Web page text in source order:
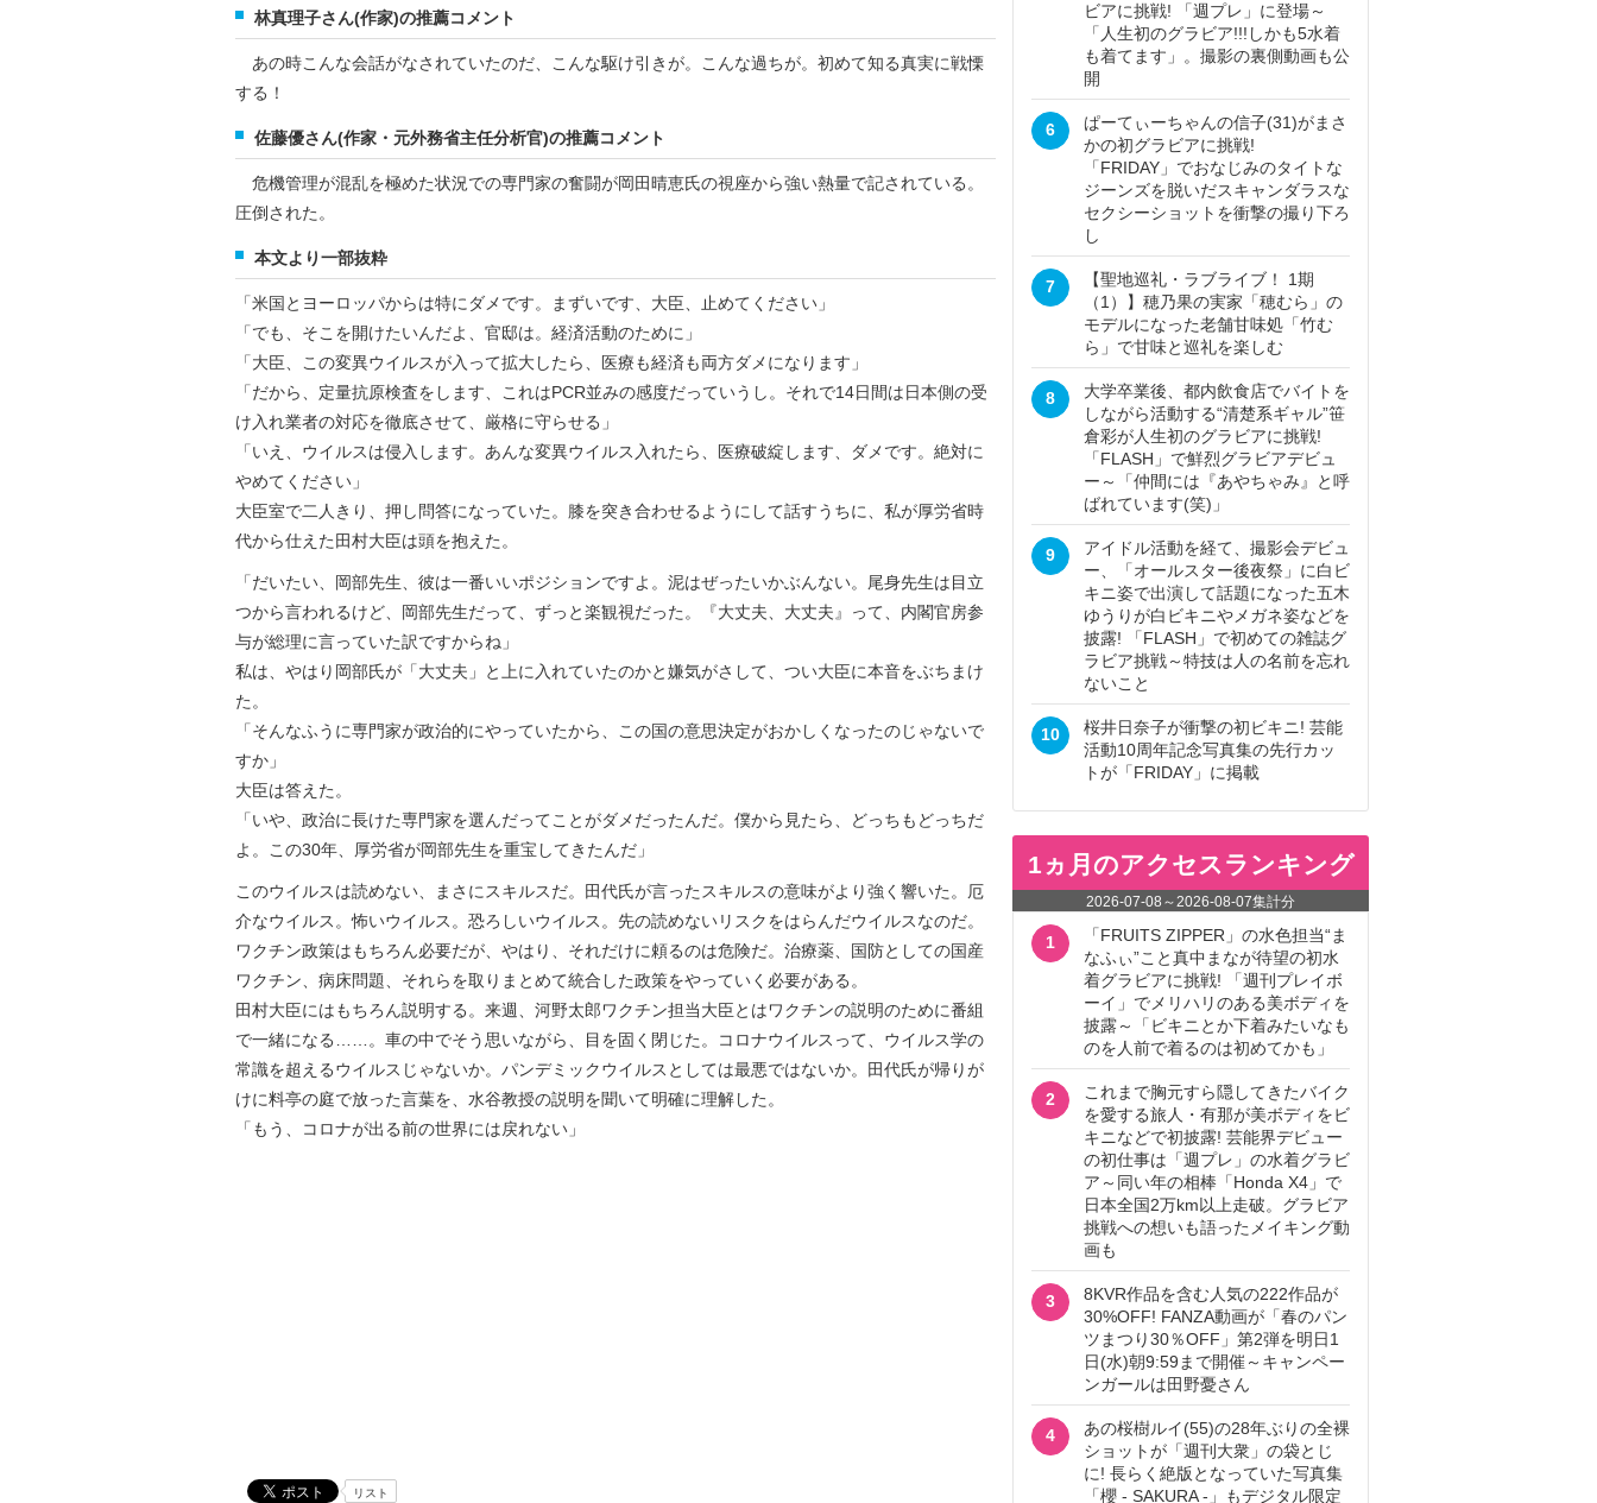
林真理子さん(作家)の推薦コメント
あの時こんな会話がなされていたのだ、こんな駆け引きが。こんな過ちが。初めて知る真実に戦慄
する！
佐藤優さん(作家・元外務省主任分析官)の推薦コメント
危機管理が混乱を極めた状況での専門家の奮闘が岡田晴恵氏の視座から強い熱量で記されている。
圧倒された。
本文より一部抜粋
「米国とヨーロッパからは特にダメです。まずいです、大臣、止めてください」
「でも、そこを開けたいんだよ、官邸は。経済活動のために」
「大臣、この変異ウイルスが入って拡大したら、医療も経済も両方ダメになります」
「だから、定量抗原検査をします、これはPCR並みの感度だっていうし。それで14日間は日本側の受
け入れ業者の対応を徹底させて、厳格に守らせる」
「いえ、ウイルスは侵入します。あんな変異ウイルス入れたら、医療破綻します、ダメです。絶対に
やめてください」
大臣室で二人きり、押し問答になっていた。膝を突き合わせるようにして話すうちに、私が厚労省時
代から仕えた田村大臣は頭を抱えた。
「だいたい、岡部先生、彼は一番いいポジションですよ。泥はぜったいかぶんない。尾身先生は目立
つから言われるけど、岡部先生だって、ずっと楽観視だった。『大丈夫、大丈夫』って、内閣官房参
与が総理に言っていた訳ですからね」
私は、やはり岡部氏が「大丈夫」と上に入れていたのかと嫌気がさして、つい大臣に本音をぶちまけ
た。
「そんなふうに専門家が政治的にやっていたから、この国の意思決定がおかしくなったのじゃないで
すか」
大臣は答えた。
「いや、政治に長けた専門家を選んだってことがダメだったんだ。僕から見たら、どっちもどっちだ
よ。この30年、厚労省が岡部先生を重宝してきたんだ」
このウイルスは読めない、まさにスキルスだ。田代氏が言ったスキルスの意味がより強く響いた。厄
介なウイルス。怖いウイルス。恐ろしいウイルス。先の読めないリスクをはらんだウイルスなのだ。
ワクチン政策はもちろん必要だが、やはり、それだけに頼るのは危険だ。治療薬、国防としての国産
ワクチン、病床問題、それらを取りまとめて統合した政策をやっていく必要がある。
田村大臣にはもちろん説明する。来週、河野太郎ワクチン担当大臣とはワクチンの説明のために番組
で一緒になる……。車の中でそう思いながら、目を固く閉じた。コロナウイルスって、ウイルス学の
常識を超えるウイルスじゃないか。パンデミックウイルスとしては最悪ではないか。田代氏が帰りが
けに料亭の庭で放った言葉を、水谷教授の説明を聞いて明確に理解した。
「もう、コロナが出る前の世界には戻れない」
リスト
ビアに挑戦! 「週プレ」に登場～
「人生初のグラビア!!!しかも5水着
も着てます」。撮影の裏側動画も公
開
6
ぱーてぃーちゃんの信子(31)がまさ
かの初グラビアに挑戦!
「FRIDAY」でおなじみのタイトな
ジーンズを脱いだスキャンダラスな
セクシーショットを衝撃の撮り下ろ
し
7
【聖地巡礼・ラブライブ！ 1期
（1）】穂乃果の実家「穂むら」の
モデルになった老舗甘味処「竹む
ら」で甘味と巡礼を楽しむ
8
大学卒業後、都内飲食店でバイトを
しながら活動する“清楚系ギャル”笹
倉彩が人生初のグラビアに挑戦!
「FLASH」で鮮烈グラビアデビュ
ー～「仲間には『あやちゃみ』と呼
ばれています(笑)」
9
アイドル活動を経て、撮影会デビュ
ー、「オールスター後夜祭」に白ビ
キニ姿で出演して話題になった五木
ゆうりが白ビキニやメガネ姿などを
披露! 「FLASH」で初めての雑誌グ
ラビア挑戦～特技は人の名前を忘れ
ないこと
10
桜井日奈子が衝撃の初ビキニ! 芸能
活動10周年記念写真集の先行カッ
トが「FRIDAY」に掲載
1ヵ月のアクセスランキング
2026-07-08 ～2026-08-07集計分
1
「FRUITS ZIPPER」の水色担当“ま
なふぃ”こと真中まなが待望の初水
着グラビアに挑戦! 「週刊プレイボ
ーイ」でメリハリのある美ボディを
披露～「ビキニとか下着みたいなも
のを人前で着るのは初めてかも」
2
これまで胸元すら隠してきたバイク
を愛する旅人・有那が美ボディをビ
キニなどで初披露! 芸能界デビュー
の初仕事は「週プレ」の水着グラビ
ア～同い年の相棒「Honda X4」で
日本全国2万km以上走破。グラビア
挑戦への想いも語ったメイキング動
画も
3
8KVR作品を含む人気の222作品が
30%OFF! FANZA動画が「春のパン
ツまつり30％OFF」第2弾を明日1
日(水)朝9:59まで開催～キャンペー
ンガールは田野憂さん
4
あの桜樹ルイ(55)の28年ぶりの全裸
ショットが「週刊大衆」の袋とじ
に! 長らく絶版となっていた写真集
「櫻 - SAKURA -」もデジタル限定